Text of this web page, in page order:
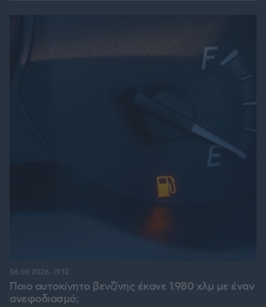
Ποιο αυτοκίνητο βενζίνης έκανε 1.980 χλμ με έναν
ανεφοδιασμό;
06.08.2026, 19:12